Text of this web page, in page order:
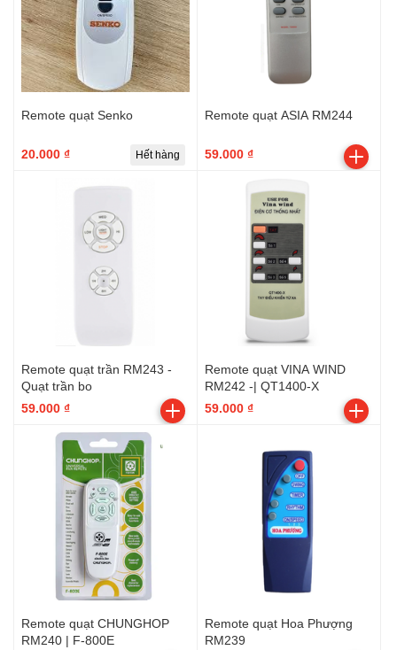
Remote quạt Senko
20.000 ₫ Hết hàng
Remote quạt ASIA RM244
59.000 ₫
Remote quạt trần RM243 -
Quạt trần bo
59.000 ₫
Remote quạt VINA WIND
RM242 -| QT1400-X
59.000 ₫
Remote quạt CHUNGHOP
RM240 | F-800E
Remote quạt Hoa Phượng
RM239